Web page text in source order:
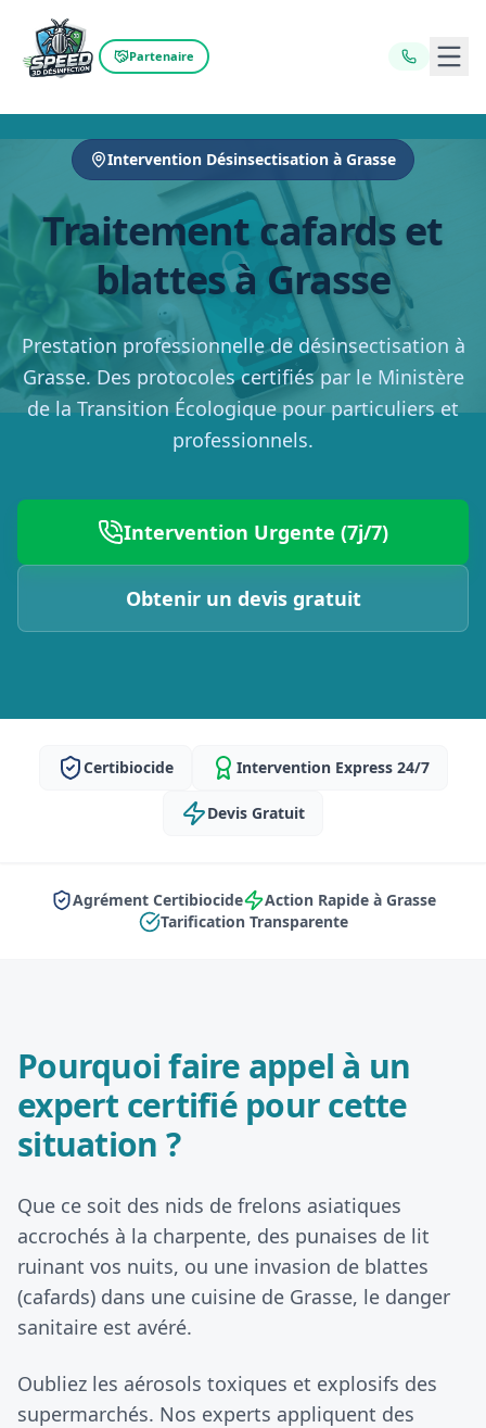
Partenaire
Intervention Désinsectisation à Grasse
Traitement cafards et
blattes à Grasse
Prestation professionnelle de désinsectisation à
Grasse. Des protocoles certifiés par le Ministère
de la Transition Écologique pour particuliers et
professionnels.
Intervention Urgente (7j/7)
Obtenir un devis gratuit
Certibiocide Intervention Express 24/7
Devis Gratuit
Agrément Certibiocide
Action Rapide à Grasse
Tarification Transparente
Pourquoi faire appel à un
expert certifié pour cette
situation ?
Que ce soit des nids de frelons asiatiques
accrochés à la charpente, des punaises de lit
ruinant vos nuits, ou une invasion de blattes
(cafards) dans une cuisine de Grasse, le danger
sanitaire est avéré.
Oubliez les aérosols toxiques et explosifs des
supermarchés. Nos experts appliquent des